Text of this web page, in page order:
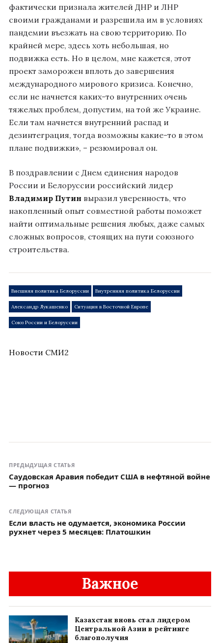
фактически признала жителей ДНР и ЛНР
своими гражданами и разрешила им в условиях
пандемии въезжать на свою территорию. По
крайней мере, здесь хоть небольшая, но
подвижка есть. Но в целом, мне кажется, этот
проект заморожен вплоть до завершения
международного мирового кризиса. Конечно,
если не начнется каких-то внутренних очень
тяжелых проблем, допустим, на той же Украине.
Если там начнется внутренний распад и
дезинтеграция, тогда возможны какие-то в этом
плане подвижки», – резюмировал он.
В поздравлении с Днем единения народов
России и Белоруссии российский лидер
Владимир Путин выразил уверенность, что
накопленный опыт совместной работы поможет
найти оптимальные решения любых, даже самых
сложных вопросов, стоящих на пути союзного
строительства.
Внешняя политика Белоруссии Внутренняя политика Белоруссии
Александр Лукашенко Ситуация в Восточной Европе
Союз России и Белоруссии
Новости СМИ2
ПРЕДЫДУЩАЯ СТАТЬЯ
Саудовская Аравия победит США в нефтяной войне
— прогноз
СЛЕДУЮЩАЯ СТАТЬЯ
Если власть не одумается, экономика России
рухнет через 5 месяцев: Платошкин
Важное
Казахстан вновь стал лидером
Центральной Азии в рейтинге
благополучия